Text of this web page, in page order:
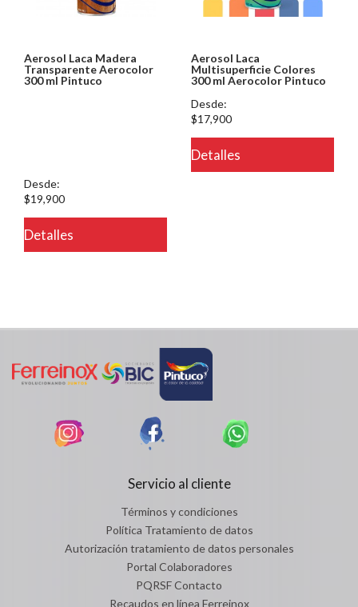
Aerosol Laca Madera
Transparente Aerocolor
300 ml Pintuco
/PageGearCloud/www/html/es/dominios/ferreinox.pagegear.co/
Desde:
$19,900
Detalles
Aerosol Laca
Multisuperficie Colores
300 ml Aerocolor Pintuco
Desde:
$17,900
Detalles
Servicio al cliente
Términos y condiciones
Política Tratamiento de datos
Autorización tratamiento de datos personales
Portal Colaboradores
PQRSF Contacto
Recaudos en línea Ferreinox